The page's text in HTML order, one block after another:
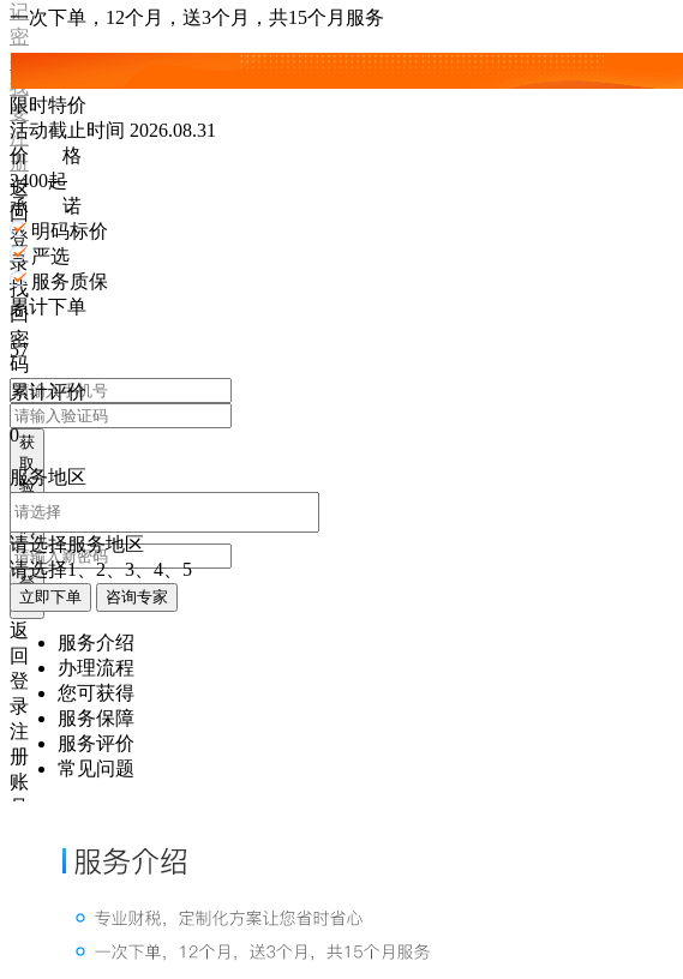
记
密
码？
我
要
注
册
返
回
登
录
找
回
密
码
获
取
验
证
码
登
录
返
回
登
录
注
册
账
号
一次下单，12个月，送3个月，共15个月服务
限时特价
活动截止时间 2026.08.31
价 格
2400起
承 诺
明码标价
严选
服务质保
累计下单
57
累计评价
0
服务地区
请选择服务地区
请选择1、2、3、4、5
立即下单 咨询专家
服务介绍
办理流程
您可获得
服务保障
服务评价
常见问题